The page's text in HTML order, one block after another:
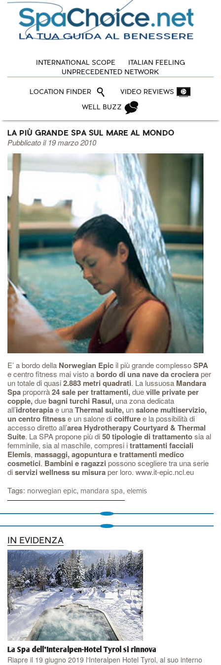
INTERNATIONAL SCOPE
ITALIAN FEELING
UNPRECEDENTED NETWORK
LOCATION FINDER VIDEO REVIEWS
WELL BUZZ
LA PIÙ GRANDE SPA SUL MARE AL MONDO
Pubblicato il 19 marzo 2010
E’ a bordo della Norwegian Epic il più grande complessoSPA
e centro fitness mai visto a bordo di una nave da crocieraper
un totale di quasi2.883 metri quadrati. La lussuosa Mandara
Spaproporrà24 sale per trattamenti,dueville private per
coppie,due bagni turchi Rasul, una zona dedicata
all’idroterapiae unaThermal suite, unsalone multiservizio,
un centro fitnesse un salone dicoiffuree la possibilità di
accesso diretto all’area Hydrotherapy Courtyard & Thermal
Suite. La SPA propone più di50 tipologie di trattamentosia al
femminile, sia al maschile, compresi itrattamenti facciali
Elemis, massaggi, agopuntura e trattamenti medico
cosmetici. Bambini e ragazzi possono scegliere tra una serie
diservizi wellness su misuraper loro. www.it-epic.ncl.eu
Tags: norwegian epic, mandara spa, elemis
IN EVIDENZA
La Spa dell'Interalpen-Hotel Tyrol si rinnova
Riapre il 19 giugno 2019 l‘Interalpen Hotel Tyrol, al suo interno